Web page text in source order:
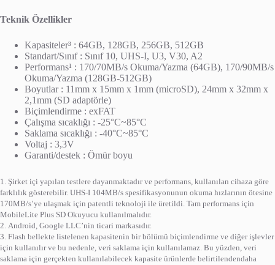
Teknik Özellikler
Kapasiteler³ : 64GB, 128GB, 256GB, 512GB
Standart/Sınıf : Sınıf 10, UHS-I, U3, V30, A2
Performans¹ : 170/70MB/s Okuma/Yazma (64GB), 170/90MB/s
Okuma/Yazma (128GB-512GB)
Boyutlar : 11mm x 15mm x 1mm (microSD), 24mm x 32mm x
2,1mm (SD adaptörle)
Biçimlendirme : exFAT
Çalışma sıcaklığı : -25°C~85°C
Saklama sıcaklığı : -40°C~85°C
Voltaj : 3,3V
Garanti/destek : Ömür boyu
1. Şirket içi yapılan testlere dayanmaktadır ve performans, kullanılan cihaza göre
farklılık gösterebilir. UHS-I 104MB/s spesifikasyonunun okuma hızlarının ötesine
170MB/s’ye ulaşmak için patentli teknoloji ile üretildi. Tam performans için
MobileLite Plus SD Okuyucu kullanılmalıdır.
2. Android, Google LLC’nin ticari markasıdır.
3. Flash bellekte listelenen kapasitenin bir bölümü biçimlendirme ve diğer işlevler
için kullanılır ve bu nedenle, veri saklama için kullanılamaz. Bu yüzden, veri
saklama için gerçekten kullanılabilecek kapasite ürünlerde belirtilendendaha